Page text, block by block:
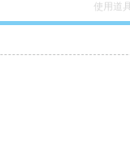
使用道具